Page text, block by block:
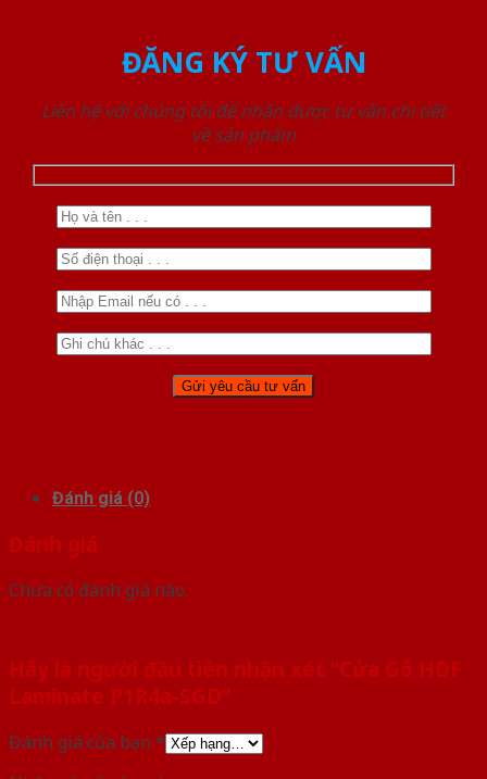
ĐĂNG KÝ TƯ VẤN
Liên hệ với chúng tôi để nhận được tư vấn chi tiết
về sản phẩm
Đánh giá (0)
Đánh giá
Chưa có đánh giá nào.
Hãy là người đầu tiên nhận xét “Cửa Gỗ HDF
Laminate P1R4a-SGD”
Đánh giá của bạn *